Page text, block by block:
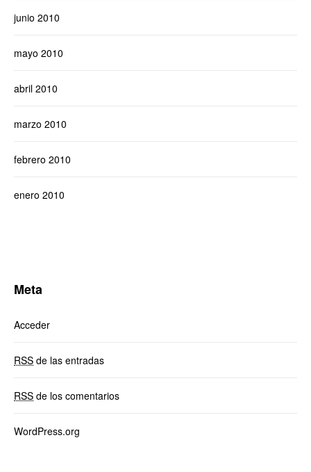
junio 2010
mayo 2010
abril 2010
marzo 2010
febrero 2010
enero 2010
Meta
Acceder
RSS de las entradas
RSS de los comentarios
WordPress.org